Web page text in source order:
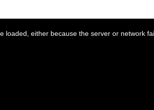
loaded, either because the server or network